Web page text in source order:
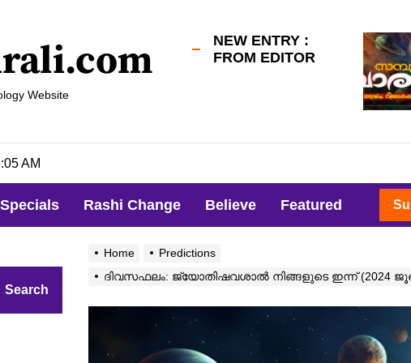
Website
NEW ENTRY :
FROM EDITOR
AM
Specials Rashi Change Believe Featured
Home
Predictions
ദിവസഫലം: ജ്യോതിഷവശാൽ നിങ്ങളുടെ ഇന്ന്‌ (2024
Search